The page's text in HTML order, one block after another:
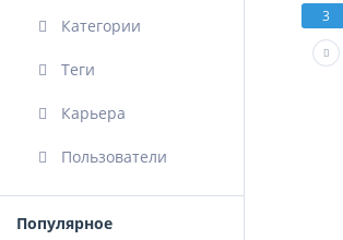
Категории
Теги
Карьера
Пользователи
Популярное
3